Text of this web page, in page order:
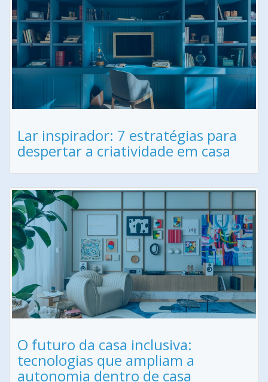
Lar inspirador: 7 estratégias para
despertar a criatividade em casa
O futuro da casa inclusiva:
tecnologias que ampliam a
autonomia dentro de casa